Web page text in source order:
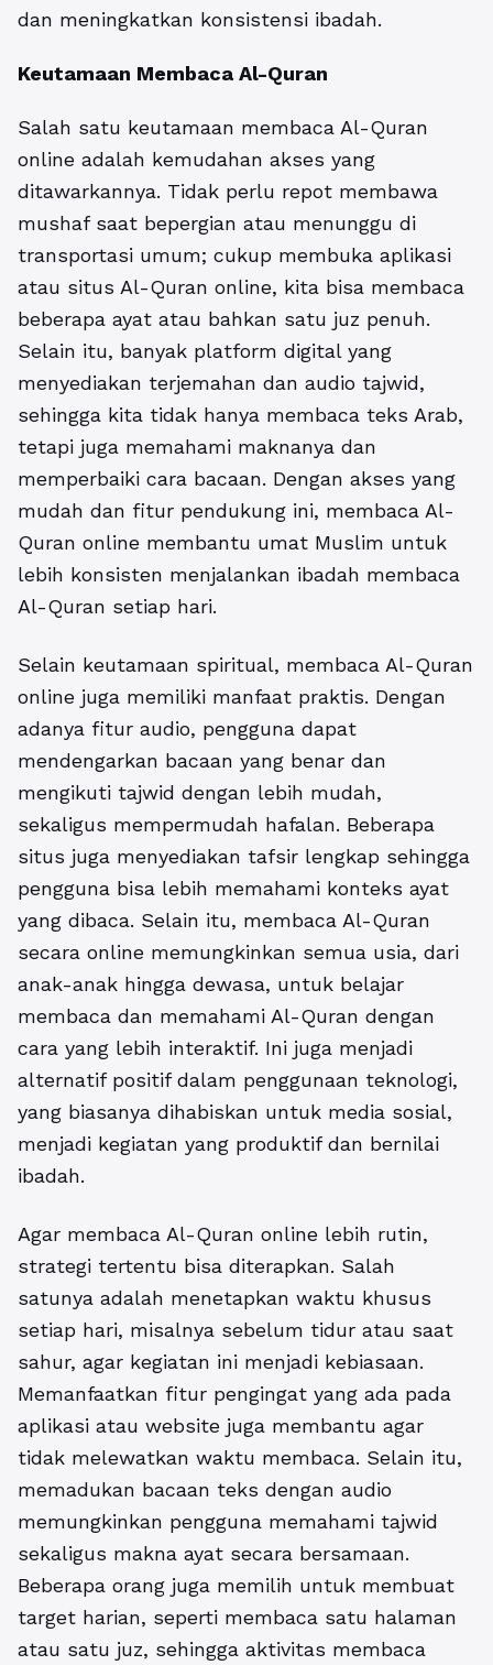
dan meningkatkan konsistensi ibadah.
Keutamaan Membaca Al-Quran
Salah satu keutamaan membaca Al-Quran
online adalah kemudahan akses yang
ditawarkannya. Tidak perlu repot membawa
mushaf saat bepergian atau menunggu di
transportasi umum; cukup membuka aplikasi
atau situs Al-Quran online, kita bisa membaca
beberapa ayat atau bahkan satu juz penuh.
Selain itu, banyak platform digital yang
menyediakan terjemahan dan audio tajwid,
sehingga kita tidak hanya membaca teks Arab,
tetapi juga memahami maknanya dan
memperbaiki cara bacaan. Dengan akses yang
mudah dan fitur pendukung ini, membaca Al-
Quran online membantu umat Muslim untuk
lebih konsisten menjalankan ibadah membaca
Al-Quran setiap hari.
Selain keutamaan spiritual, membaca Al-Quran
online juga memiliki manfaat praktis. Dengan
adanya fitur audio, pengguna dapat
mendengarkan bacaan yang benar dan
mengikuti tajwid dengan lebih mudah,
sekaligus mempermudah hafalan. Beberapa
situs juga menyediakan tafsir lengkap sehingga
pengguna bisa lebih memahami konteks ayat
yang dibaca. Selain itu, membaca Al-Quran
secara online memungkinkan semua usia, dari
anak-anak hingga dewasa, untuk belajar
membaca dan memahami Al-Quran dengan
cara yang lebih interaktif. Ini juga menjadi
alternatif positif dalam penggunaan teknologi,
yang biasanya dihabiskan untuk media sosial,
menjadi kegiatan yang produktif dan bernilai
ibadah.
Agar membaca Al-Quran online lebih rutin,
strategi tertentu bisa diterapkan. Salah
satunya adalah menetapkan waktu khusus
setiap hari, misalnya sebelum tidur atau saat
sahur, agar kegiatan ini menjadi kebiasaan.
Memanfaatkan fitur pengingat yang ada pada
aplikasi atau website juga membantu agar
tidak melewatkan waktu membaca. Selain itu,
memadukan bacaan teks dengan audio
memungkinkan pengguna memahami tajwid
sekaligus makna ayat secara bersamaan.
Beberapa orang juga memilih untuk membuat
target harian, seperti membaca satu halaman
atau satu juz, sehingga aktivitas membaca